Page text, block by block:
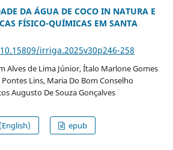
DA ÁGUA DE COCO IN NATURA E
FÍSICO-QUÍMICAS EM SANTA
irriga.2025v30p246-258
Alves de Lima Júnior, Ítalo Marlone Gomes
Lins, Maria Do Bom Conselho
Augusto De Souza Gonçalves
epub